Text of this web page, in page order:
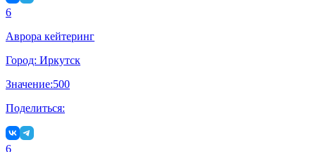
6
Аврора кейтеринг
Город: Иркутск
Значение:500
Поделиться:
6